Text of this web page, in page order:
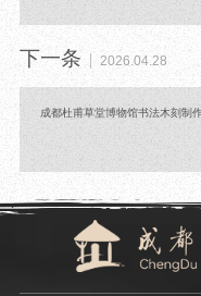
下一条 2026.04.28
成都杜甫草堂博物馆书法木刻制